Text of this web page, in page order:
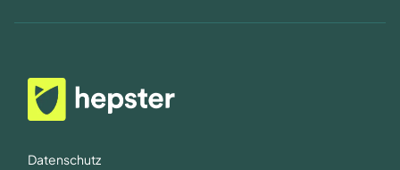
Datenschutz